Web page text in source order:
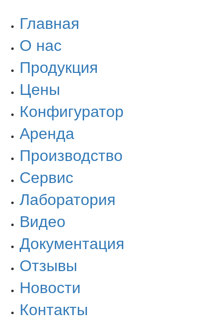
Главная
О нас
Продукция
Цены
Конфигуратор
Аренда
Производство
Сервис
Лаборатория
Видео
Документация
Отзывы
Новости
Контакты